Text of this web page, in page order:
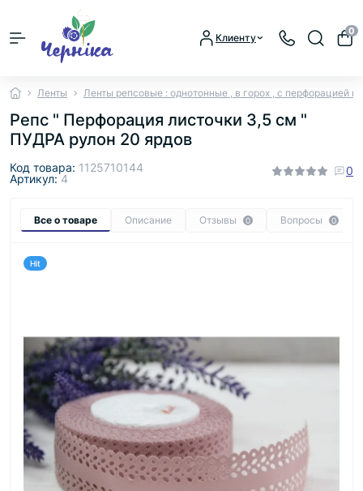
Клиенту
0
Ленты Ленты репсовые : однотонные , в горох , с перфорацией и
Репс " Перфорация листочки 3,5 см "
ПУДРА рулон 20 ярдов
Код товара: 1125710144
Артикул:4
0
Все о товаре Описание Отзывы 0 Вопросы 0
Hit